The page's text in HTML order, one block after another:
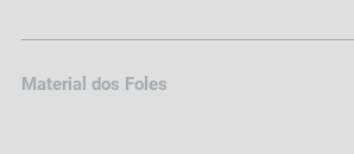
Material dos Foles